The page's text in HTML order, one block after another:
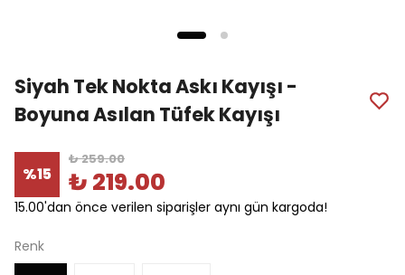
Siyah Tek Nokta Askı Kayışı -
Boyuna Asılan Tüfek Kayışı
%15
₺ 259.00
₺ 219.00
15.00'dan önce verilen siparişler aynı gün kargoda!
Renk